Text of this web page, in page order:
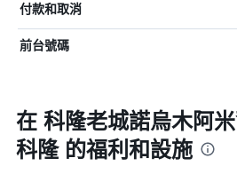
付款和取消
前台號碼
在 科隆老城諾烏木阿
科隆 的福利和設施